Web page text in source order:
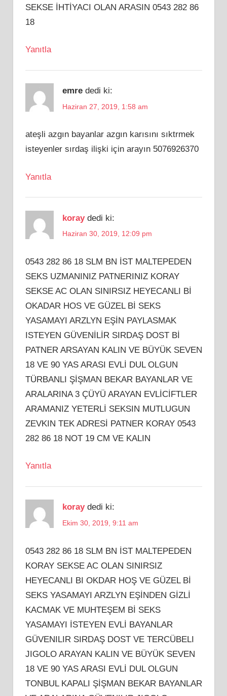
SEKSE İHTİYACI OLAN ARASIN 0543 282 86
18
Yanıtla
emre dedi ki:
Haziran 27, 2019, 1:58 am
ateşli azgın bayanlar azgın karısını sıktrmek
isteyenler sırdaş ilişki için arayın 5076926370
Yanıtla
koray dedi ki:
Haziran 30, 2019, 12:09 pm
0543 282 86 18 SLM BN İST MALTEPEDEN
SEKS UZMANINIZ PATNERINIZ KORAY
SEKSE AC OLAN SINIRSIZ HEYECANLI Bİ
OKADAR HOS VE GÜZEL Bİ SEKS
YASAMAYI ARZLYN EŞİN PAYLASMAK
ISTEYEN GÜVENİLİR SIRDAŞ DOST Bİ
PATNER ARSAYAN KALIN VE BÜYÜK SEVEN
18 VE 90 YAS ARASI EVLİ DUL OLGUN
TÜRBANLI ŞİŞMAN BEKAR BAYANLAR VE
ARALARINA 3 ÇÜYÜ ARAYAN EVLİCİFTLER
ARAMANIZ YETERLİ SEKSIN MUTLUGUN
ZEVKIN TEK ADRESİ PATNER KORAY 0543
282 86 18 NOT 19 CM VE KALIN
Yanıtla
koray dedi ki:
Ekim 30, 2019, 9:11 am
0543 282 86 18 SLM BN İST MALTEPEDEN
KORAY SEKSE AC OLAN SINIRSIZ
HEYECANLI BI OKDAR HOŞ VE GÜZEL Bİ
SEKS YASAMAYI ARZLYN EŞİNDEN GİZLİ
KACMAK VE MUHTEŞEM Bİ SEKS
YASAMAYI İSTEYEN EVLİ BAYANLAR
GÜVENILIR SIRDAŞ DOST VE TERCÜBELI
JIGOLO ARAYAN KALIN VE BÜYÜK SEVEN
18 VE 90 YAS ARASI EVLİ DUL OLGUN
TONBUL KAPALI ŞİŞMAN BEKAR BAYANLAR